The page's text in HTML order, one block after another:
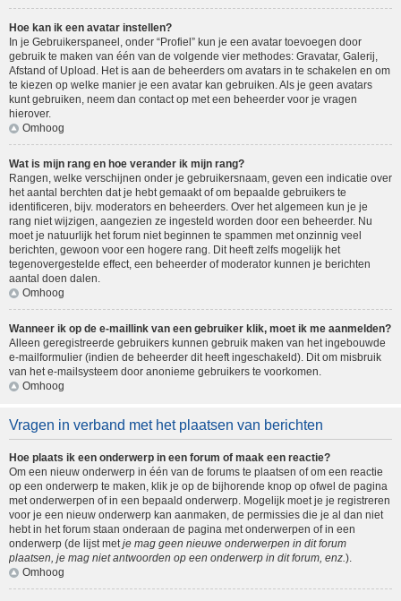
Hoe kan ik een avatar instellen?
In je Gebruikerspaneel, onder “Profiel” kun je een avatar toevoegen door
gebruik te maken van één van de volgende vier methodes: Gravatar, Galerij,
Afstand of Upload. Het is aan de beheerders om avatars in te schakelen en om
te kiezen op welke manier je een avatar kan gebruiken. Als je geen avatars
kunt gebruiken, neem dan contact op met een beheerder voor je vragen
hierover.
Omhoog
Wat is mijn rang en hoe verander ik mijn rang?
Rangen, welke verschijnen onder je gebruikersnaam, geven een indicatie over
het aantal berchten dat je hebt gemaakt of om bepaalde gebruikers te
identificeren, bijv. moderators en beheerders. Over het algemeen kun je je
rang niet wijzigen, aangezien ze ingesteld worden door een beheerder. Nu
moet je natuurlijk het forum niet beginnen te spammen met onzinnig veel
berichten, gewoon voor een hogere rang. Dit heeft zelfs mogelijk het
tegenovergestelde effect, een beheerder of moderator kunnen je berichten
aantal doen dalen.
Omhoog
Wanneer ik op de e-maillink van een gebruiker klik, moet ik me aanmelden?
Alleen geregistreerde gebruikers kunnen gebruik maken van het ingebouwde
e-mailformulier (indien de beheerder dit heeft ingeschakeld). Dit om misbruik
van het e-mailsysteem door anonieme gebruikers te voorkomen.
Omhoog
Vragen in verband met het plaatsen van berichten
Hoe plaats ik een onderwerp in een forum of maak een reactie?
Om een nieuw onderwerp in één van de forums te plaatsen of om een reactie
op een onderwerp te maken, klik je op de bijhorende knop op ofwel de pagina
met onderwerpen of in een bepaald onderwerp. Mogelijk moet je je registreren
voor je een nieuw onderwerp kan aanmaken, de permissies die je al dan niet
hebt in het forum staan onderaan de pagina met onderwerpen of in een
onderwerp (de lijst metje mag geen nieuwe onderwerpen in dit forum
plaatsen, je mag niet antwoorden op een onderwerp in dit forum, enz.).
Omhoog